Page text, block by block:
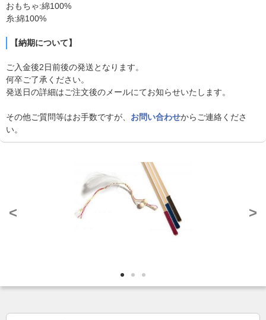
おもちゃ:綿100%
糸:綿100%
【納期について】
ご入金後2日前後の発送となります。
何卒ご了承ください。
発送日の詳細はご注文後のメールにてお知らせいたします。
その他ご質問等はお手数ですが、 お問い合わせからご連絡くださ
い。
< >